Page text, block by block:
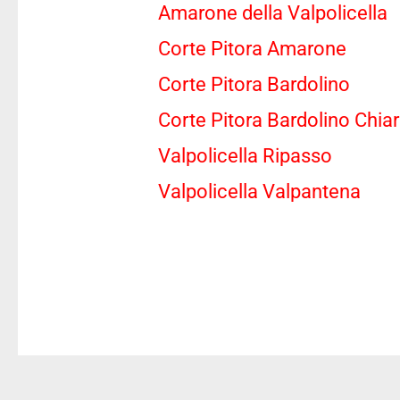
Amarone della Valpolicella
Corte Pitora Amarone
Corte Pitora Bardolino
Corte Pitora Bardolino
Valpolicella Ripasso
Valpolicella Valpantena